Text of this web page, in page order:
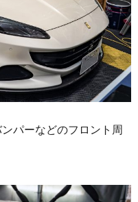
パーなどのフロント周